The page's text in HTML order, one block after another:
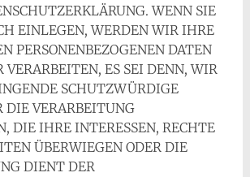
WENN SIE
EINLEGEN, WERDEN WIR IHRE
PERSONENBEZOGENEN DATEN
ES SEI DENN, WIR
SCHUTZWÜRDIGE
DIE VERARBEITUNG
DIE IHRE INTERESSEN, RECHTE
ÜBERWIEGEN ODER DIE
DIENT DER